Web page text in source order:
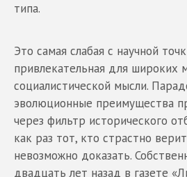
типа.
Это самая слабая с научной
привлекательная для широких
социалистической мысли.
эволюционные преимущества
через фильтр исторического
как раз тот, кто страстно
невозможно доказать.
двадцать лет назад в газете